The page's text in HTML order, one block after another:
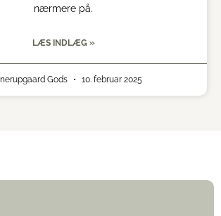
nærmere på.
LÆS INDLÆG »
Gods 10. februar 2025